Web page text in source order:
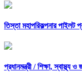
তিস্তা মহাপরিকল্পনার পাইলট
প্রধানমন্ত্রী /শিক্ষা, স্বাস্থ্য ও